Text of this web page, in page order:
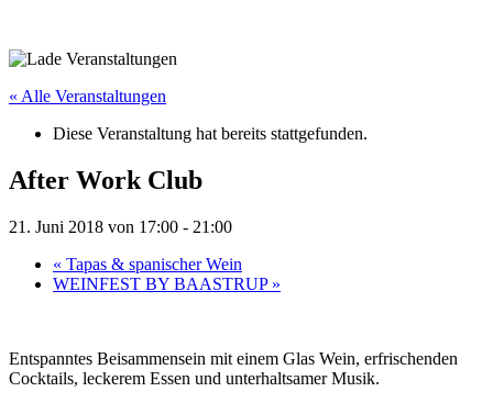
« Alle Veranstaltungen
Diese Veranstaltung hat bereits stattgefunden.
After Work Club
21. Juni 2018 von 17:00 - 21:00
« Tapas & spanischer Wein
WEINFEST BY BAASTRUP »
Entspanntes Beisammensein mit einem Glas Wein, erfrischenden
Cocktails, leckerem Essen und unterhaltsamer Musik.